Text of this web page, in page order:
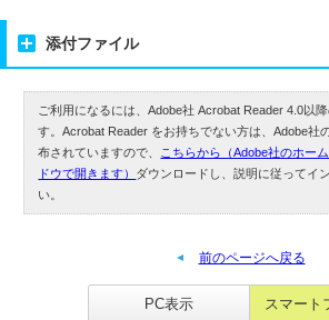
添付ファイル
ご利用になるには、Adobe社 Acrobat Reader 4.0以
す。Acrobat Reader をお持ちでない方は、Adobe社
布されていますので、
こちらから（Adobe社のホー
ドウで開きます） ダウンロードし、説明に従ってイ
い。
前のページへ戻る
PC表示 スマート